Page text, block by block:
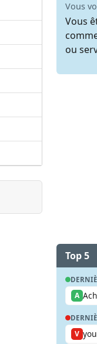
Vous
Vous
ou
Top 5
A
V